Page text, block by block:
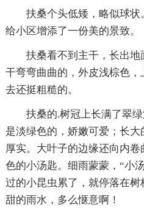
扶桑个头低矮，略似球状
给小区增添了一份美的景致。
扶桑看不到主干，长出
干弯弯曲曲的，外皮浅棕色
去还挺粗糙的。
扶桑的.树冠上长满了翠
是淡绿色的，娇嫩可爱；长
厚实。大叶子的边缘还向内
色的小汤匙。细雨蒙蒙，“小
过的小昆虫累了，就停落在
甜的雨水，多么惬意啊！